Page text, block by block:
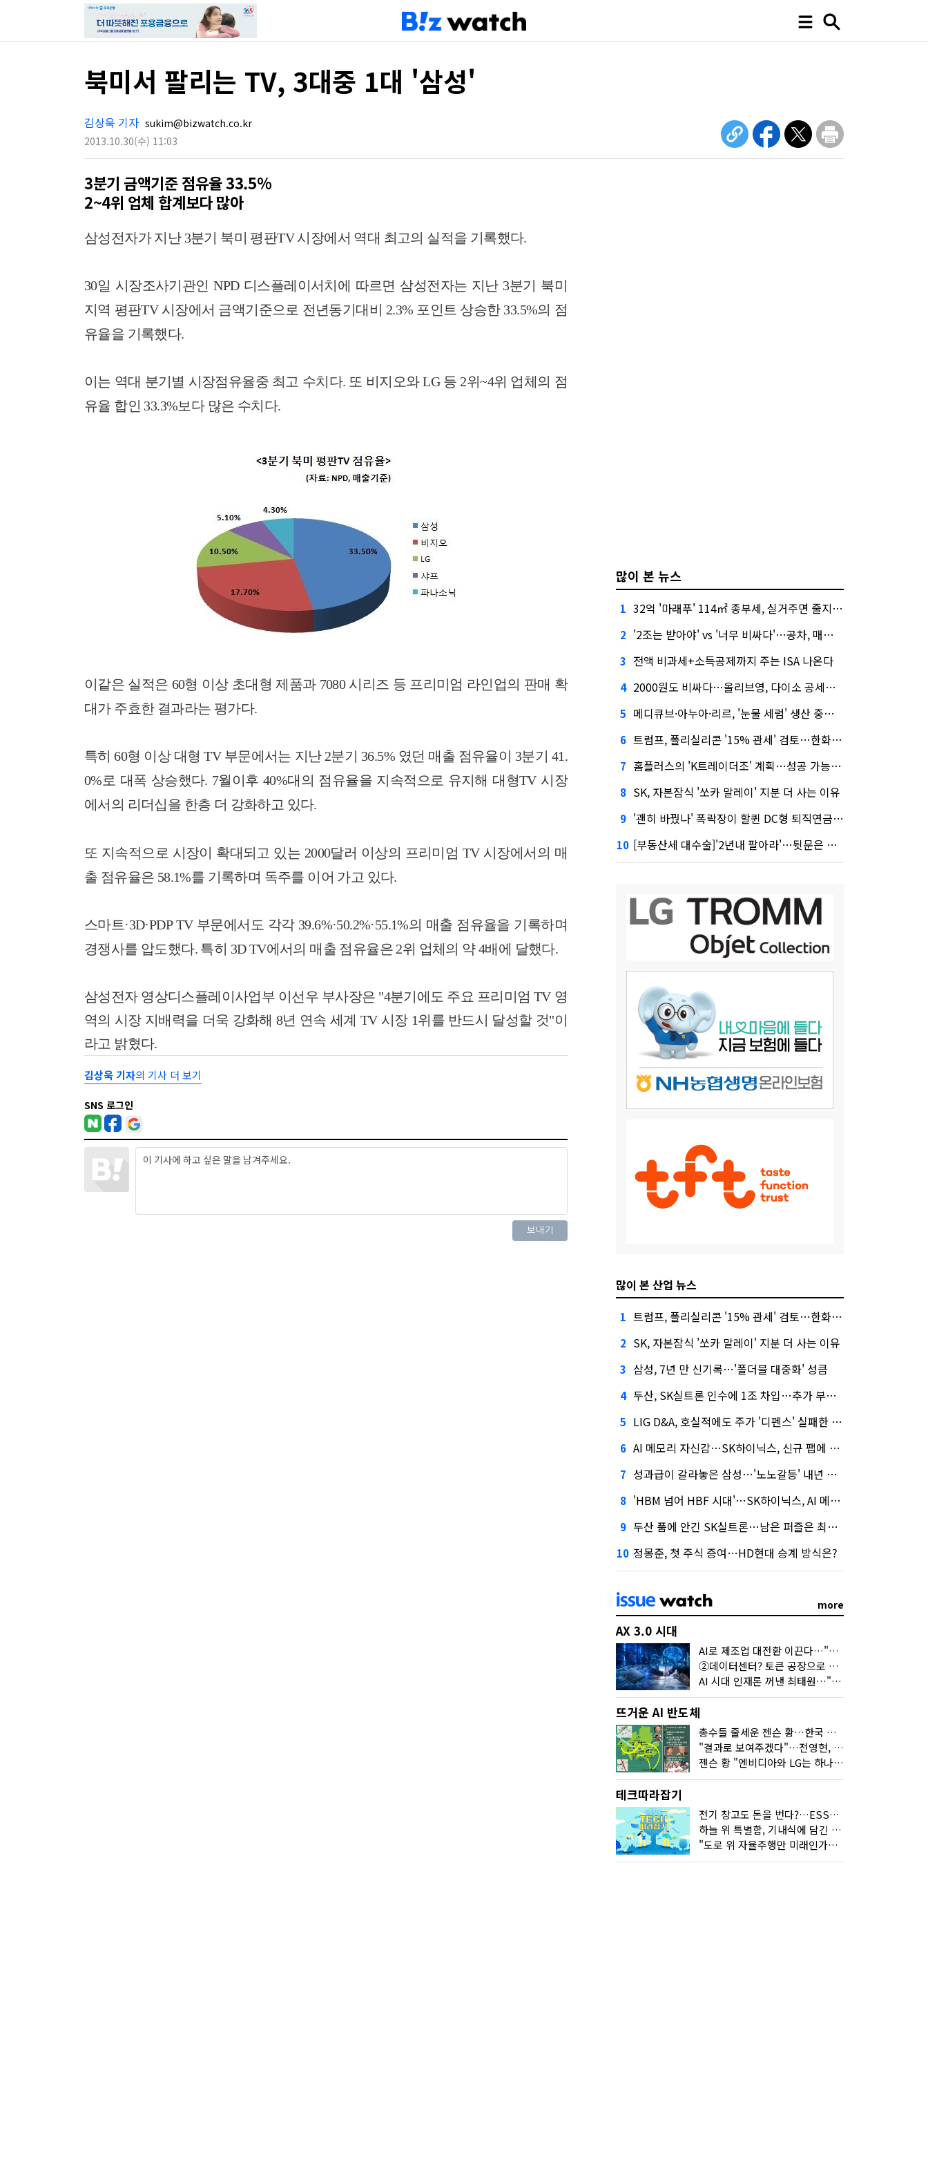
북미서 팔리는 TV, 3대중 1대 '삼성'
김상욱 기자 sukim@bizwatch.co.kr
2013.10.30(수) 11:03
3분기 금액기준 점유율 33.5%
2~4위 업체 합계보다 많아
삼성전자가 지난 3분기 북미 평판TV 시장에서 역대 최고의 실적을 기록했다.
30일 시장조사기관인 NPD 디스플레이서치에 따르면 삼성전자는 지난 3분기 북미
지역 평판TV 시장에서 금액기준으로 전년동기대비 2.3% 포인트 상승한 33.5%의 점
유율을 기록했다.
이는 역대 분기별 시장점유율중 최고 수치다. 또 비지오와 LG 등 2위~4위 업체의 점
유율 합인 33.3%보다 많은 수치다.
이같은 실적은 60형 이상 초대형 제품과 7080 시리즈 등 프리미엄 라인업의 판매 확
대가 주효한 결과라는 평가다.
특히 60형 이상 대형 TV 부문에서는 지난 2분기 36.5% 였던 매출 점유율이 3분기 41.
0%로 대폭 상승했다. 7월이후 40%대의 점유율을 지속적으로 유지해 대형TV 시장
에서의 리더십을 한층 더 강화하고 있다.
또 지속적으로 시장이 확대되고 있는 2000달러 이상의 프리미엄 TV 시장에서의 매
출 점유율은 58.1%를 기록하며 독주를 이어 가고 있다.
스마트·3D·PDP TV 부문에서도 각각 39.6%·50.2%·55.1%의 매출 점유율을 기록하며
경쟁사를 압도했다. 특히 3D TV에서의 매출 점유율은 2위 업체의 약 4배에 달했다.
삼성전자 영상디스플레이사업부 이선우 부사장은 "4분기에도 주요 프리미엄 TV 영
역의 시장 지배력을 더욱 강화해 8년 연속 세계 TV 시장 1위를 반드시 달성할 것"이
라고 밝혔다.
김상욱 기자의 기사 더 보기
SNS 로그인
많이 본 뉴스
1 32억 '마래푸' 114㎡ 종부세, 실거주면 줄지만 안 살면 2.5배
2 '2조는 받아야' vs '너무 비싸다'…공차, 매각 성공할까
3 전액 비과세+소득공제까지 주는 ISA 나온다
4 2000원도 비싸다…올리브영, 다이소 공세에 '가성비'로 맞불
5 메디큐브·아누아·리르, '눈물 세럼' 생산 중단한다
6 트럼프, 폴리실리콘 '15% 관세' 검토…한화큐셀·OCI 영향은?
7 홈플러스의 'K트레이더조' 계획…성공 가능성은 '글쎄'
8 SK, 자본잠식 '쏘카 말레이' 지분 더 사는 이유
9 '괜히 바꿨나' 폭락장이 할퀸 DC형 퇴직연금…전문가 조언은
10 [부동산세 대수술]'2년내 팔아라'…뒷문은 열었다
많이 본 산업 뉴스
1 트럼프, 폴리실리콘 '15% 관세' 검토…한화큐셀·OCI 영향은?
2 SK, 자본잠식 '쏘카 말레이' 지분 더 사는 이유
3 삼성, 7년 만 신기록…'폴더블 대중화' 성큼
4 두산, SK실트론 인수에 1조 차입…추가 부담은?
5 LIG D&A, 호실적에도 주가 '디펜스' 실패한 이유
6 AI 메모리 자신감…SK하이닉스, 신규 팹에 54조 투자
7 성과급이 갈라놓은 삼성…'노노갈등' 내년 교섭 판 흔들까
8 'HBM 넘어 HBF 시대'…SK하이닉스, AI 메모리 표준 선점 나섰다
9 두산 품에 안긴 SK실트론…남은 퍼즐은 최태원 지분 29.4%
10 정몽준, 첫 주식 증여…HD현대 승계 방식은?
more
AX 3.0 시대
AI로 제조업 대전환 이끈다…"2030년까지 민관합동 20조 투자"
②데이터센터? 토큰 공장으로 변신
AI 시대 인재론 꺼낸 최태원…"협업이 경쟁력"
뜨거운 AI 반도체
총수들 줄세운 젠슨 황…한국 산업계 새판 짰다
"결과로 보여주겠다"…전영현, 젠슨 황과 HBM5 논의
젠슨 황 "엔비디아와 LG는 하나의 거대한 팀"
테크따라잡기
전기 창고도 돈을 번다?…ESS의 '두뇌' EMO가 뭐길래
하늘 위 특별함, 기내식에 담긴 기술의 세계
"도로 위 자율주행만 미래인가요"…진흙탕서 길 내는 HD현대 AI 기술